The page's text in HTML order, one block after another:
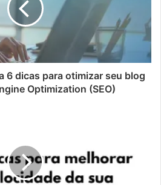
6 dicas para otimizar seu blog
Optimization (SEO)